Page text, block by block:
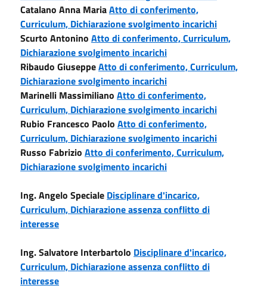
Catalano Anna MariaAtto di conferimento,
Curriculum, Dichiarazione svolgimento incarichi
Scurto Antonino Atto di conferimento,Curriculum,
Dichiarazione svolgimento incarichi
Ribaudo GiuseppeAtto di conferimento,Curriculum,
Dichiarazione svolgimento incarichi
Marinelli Massimiliano Atto di conferimento,
Curriculum, Dichiarazione svolgimento incarichi
Rubio Francesco Paolo Atto di conferimento,
Curriculum, Dichiarazione svolgimento incarichi
Russo Fabrizio Atto di conferimento,Curriculum,
Dichiarazione svolgimento incarichi
Ing. Angelo Speciale Disciplinare d'incarico,
Curriculum, Dichiarazione assenza conflitto di
interesse
Ing. Salvatore Interbartolo Disciplinare d'incarico,
Curriculum, Dichiarazione assenza conflitto di
interesse